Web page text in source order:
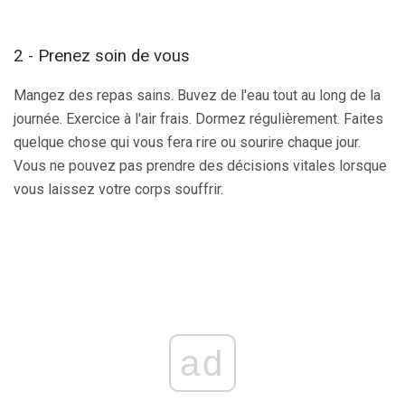
2 - Prenez soin de vous
Mangez des repas sains. Buvez de l'eau tout au long de la
journée. Exercice à l'air frais. Dormez régulièrement. Faites
quelque chose qui vous fera rire ou sourire chaque jour.
Vous ne pouvez pas prendre des décisions vitales lorsque
vous laissez votre corps souffrir.
ad